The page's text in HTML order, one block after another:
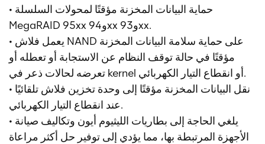
• حماية البيانات المخزنة مؤقتًا لمحولات السلسلة
MegaRAID 95xx و94xx و93xx.
• يعمل فلاش NAND على حماية سلامة البيانات المخزنة
مؤقتًا في حالة توقف النظام عن الاستجابة أو تعطله أو
تعرضه لحالات ذعر في kernel أو انقطاع التيار الكهربائي.
• نقل البيانات المخزنة مؤقتًا إلى وحدة تخزين فلاش تلقائيًا
عند انقطاع التيار الكهربائي.
• يلغي الحاجة إلى بطاريات الليثيوم أيون وتكاليف صيانة
الأجهزة المرتبطة بها، مما يؤدي إلى توفير حل أكثر مراعاة